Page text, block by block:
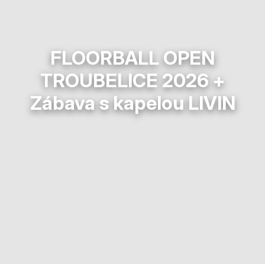
FLOORBALL OPEN
TROUBELICE 2026 +
Zábava s kapelou LIVIN